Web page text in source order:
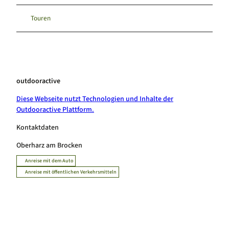
Touren
outdooractive
Diese Webseite nutzt Technologien und Inhalte der
Outdooractive Plattform.
Kontaktdaten
Oberharz am Brocken
Anreise mit dem Auto
Anreise mit öffentlichen Verkehrsmitteln